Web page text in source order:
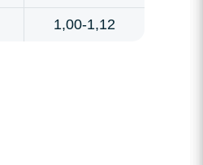
1,00-1,12